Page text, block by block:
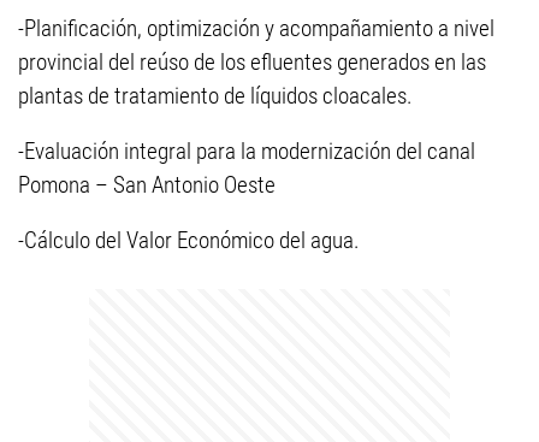
-Planificación, optimización y acompañamiento a nivel
provincial del reúso de los efluentes generados en las
plantas de tratamiento de líquidos cloacales.
-Evaluación integral para la modernización del canal
Pomona – San Antonio Oeste
-Cálculo del Valor Económico del agua.